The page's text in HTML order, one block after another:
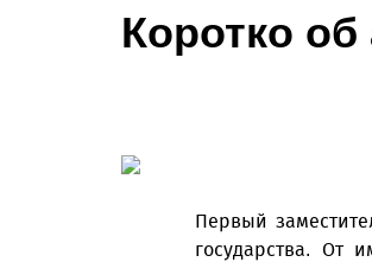
Коротко
Первый
государства. От